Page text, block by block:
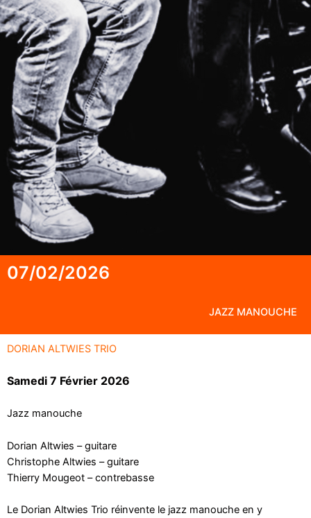
07/02/2026
JAZZ MANOUCHE
DORIAN ALTWIES TRIO
Samedi 7 Février 2026
Jazz manouche
Dorian Altwies – guitare
Christophe Altwies – guitare
Thierry Mougeot – contrebasse
Le Dorian Altwies Trio réinvente le jazz manouche en y